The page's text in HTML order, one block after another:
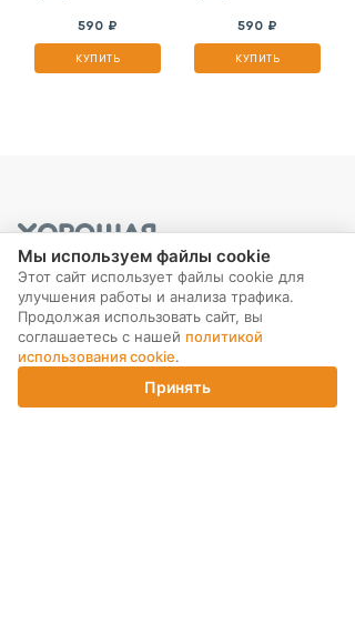
590 ₽
КУПИТЬ
590 ₽
КУПИТЬ
Корзина
Мы используем файлы cookie
Этот сайт использует файлы cookie для
улучшения работы и анализа трафика.
Продолжая использовать сайт, вы
соглашаетесь с нашей политикой
использования cookie.
Принять